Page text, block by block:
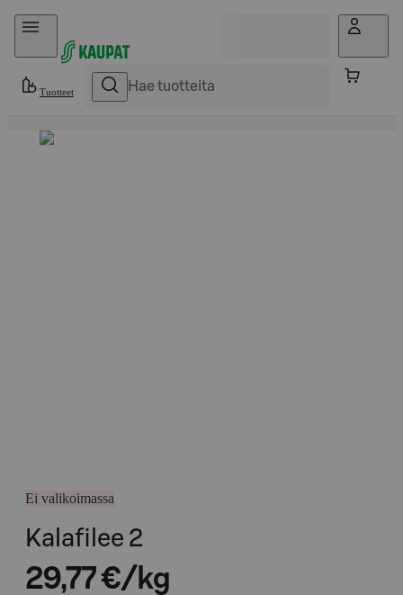
Hyppää sisältöön
Tuotteet
Ei valikoimassa
Kalafilee 2
29,77 €/kg